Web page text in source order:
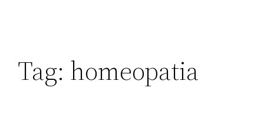
Tag: homeopatia